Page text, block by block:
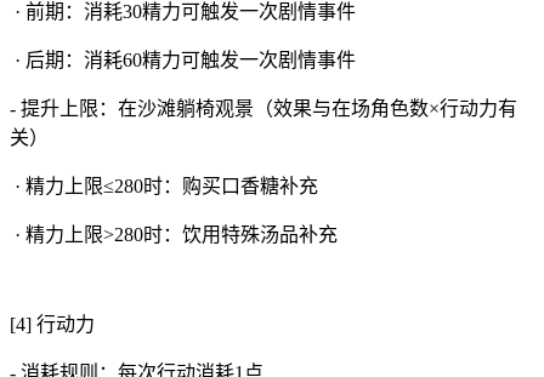
· 前期：消耗30精力可触发一次剧情事件
· 后期：消耗60精力可触发一次剧情事件
- 提升上限：在沙滩躺椅观景（效果与在场角色数×行动力有
关）
· 精力上限≤280时：购买口香糖补充
· 精力上限>280时：饮用特殊汤品补充
[4] 行动力